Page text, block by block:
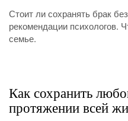
Стоит ли сохранять брак
рекомендации психологов.
семье.
Как сохранить
протяжении всей